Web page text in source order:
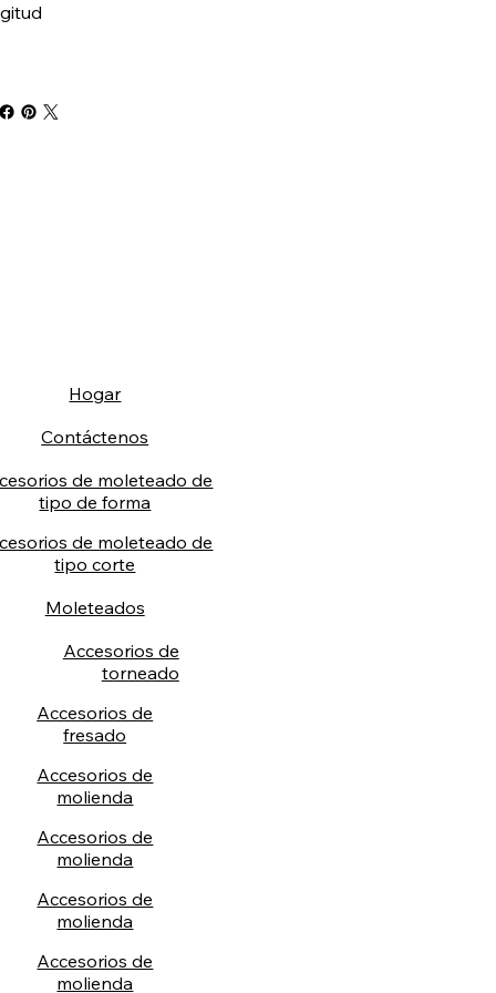
Hogar
Contáctenos
de moleteado de
tipo de forma
de moleteado de
tipo corte
Moleteados
Accesorios de
torneado
Accesorios de
fresado
Accesorios de
molienda
Accesorios de
molienda
Accesorios de
molienda
Accesorios de
molienda